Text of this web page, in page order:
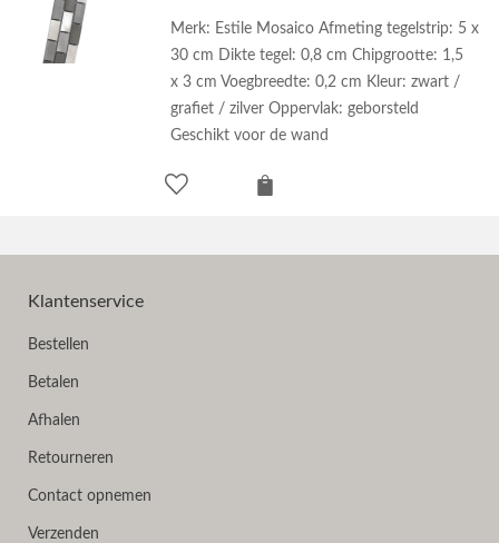
Merk: Estile Mosaico Afmeting tegelstrip: 5 x
30 cm Dikte tegel: 0,8 cm Chipgrootte: 1,5
x 3 cm Voegbreedte: 0,2 cm Kleur: zwart /
grafiet / zilver Oppervlak: geborsteld
Geschikt voor de wand
Klantenservice
Bestellen
Betalen
Afhalen
Retourneren
Contact opnemen
Verzenden